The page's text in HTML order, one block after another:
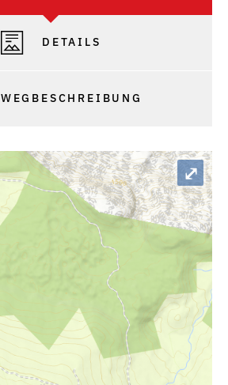
DETAILS
WEGBESCHREIBUNG
⤢